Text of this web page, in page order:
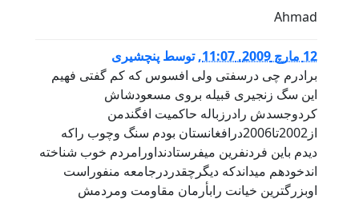
Ahmad
12 مارچ 2009, 11:07 ,توسط پنچشيری
برادرم چی درسفتی ولی افسوس که کم گفتی فهيم
اين سگ زنجيری قبيله بروی مسعودشاش
کردوجسدش رادرزباله حاکميت افگندمن
از2002تا2006درافغانستان بودم سنگ وچوب راکه
ديدم باين فردنفرين ميفرستادنداورامردم خوب شناخته
اندخودهم ميداندکه ديگرچقدردرجامعه منفوراست
اوبزرگترين خيانت رابأرمان مقاومت ومردمش